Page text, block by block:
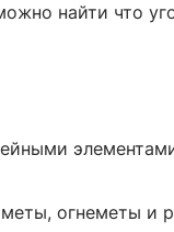
найти что
огнеметы и